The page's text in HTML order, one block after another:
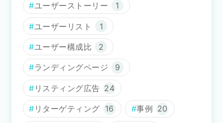
ユーザーストーリー 1
ユーザーリスト 1
ユーザー構成比 2
ランディングページ 9
リスティング広告 24
リターゲティング 16 事例 20